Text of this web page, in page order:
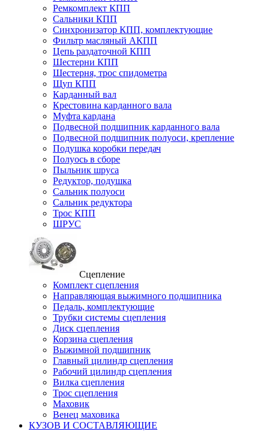
Ремкомплект КПП
Сальники КПП
Синхронизатор КПП, комплектующие
Фильтр масляный АКПП
Цепь раздаточной КПП
Шестерни КПП
Шестерня, трос спидометра
Щуп КПП
Карданный вал
Крестовина карданного вала
Муфта кардана
Подвесной подшипник карданного вала
Подвесной подшипник полуоси, крепление
Подушка коробки передач
Полуось в сборе
Пыльник шруса
Редуктор, подушка
Сальник полуоси
Сальник редуктора
Трос КПП
ШРУС
Сцепление
Комплект сцепления
Направляющая выжимного подшипника
Педаль, комплектующие
Трубки системы сцепления
Диск сцепления
Корзина сцепления
Выжимной подшипник
Главный цилиндр сцепления
Рабочий цилиндр сцепления
Вилка сцепления
Трос сцепления
Маховик
Венец маховика
КУЗОВ И СОСТАВЛЯЮЩИЕ